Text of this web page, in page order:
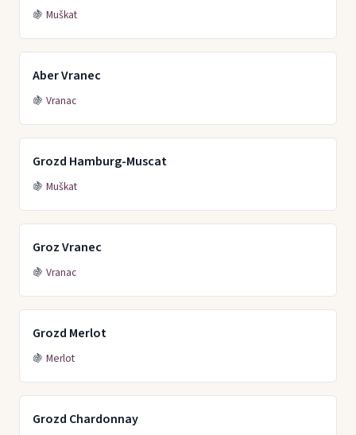
🍇 Muškat
Aber Vranec
🍇 Vranac
Grozd Hamburg-Muscat
🍇 Muškat
Groz Vranec
🍇 Vranac
Grozd Merlot
🍇 Merlot
Grozd Chardonnay